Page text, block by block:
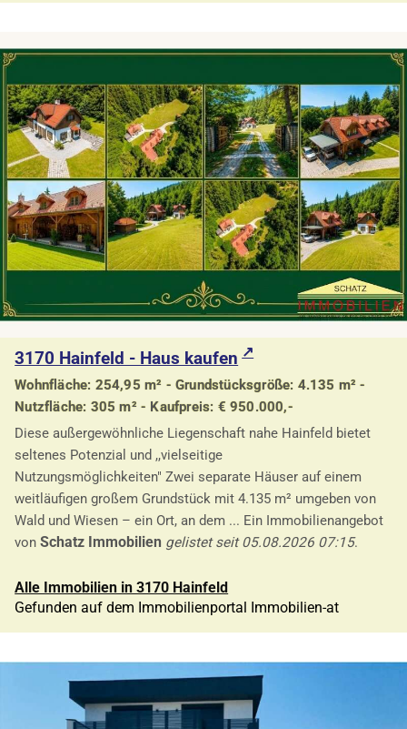
3170 Hainfeld - Haus kaufen
Wohnfläche: 254,95 m² - Grundstücksgröße: 4.135 m² -
Nutzfläche: 305 m² - Kaufpreis: € 950.000,-
Diese außergewöhnliche Liegenschaft nahe Hainfeld bietet
seltenes Potenzial und ,,vielseitige
Nutzungsmöglichkeiten" Zwei separate Häuser auf einem
weitläufigen großem Grundstück mit 4.135 m² umgeben von
Wald und Wiesen – ein Ort, an dem ... Ein Immobilienangebot
vonSchatz Immobilien gelistet seit 05.08.2026 07:15.
Alle Immobilien in 3170 Hainfeld
Gefunden auf dem Immobilienportal Immobilien-at